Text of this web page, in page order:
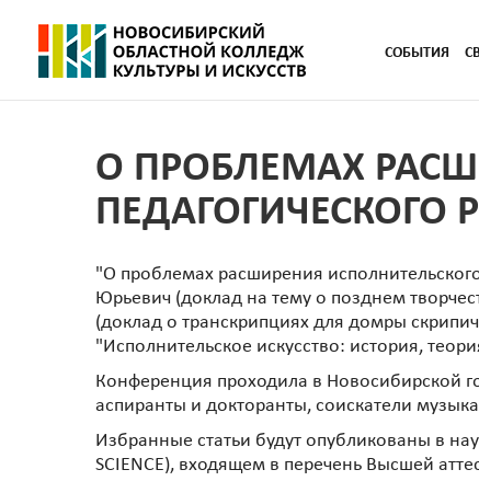
СОБЫТИЯ
О ПРОБЛЕМАХ
ПЕДАГОГИЧЕСКОГО
"О проблемах расширения
Юрьевич (доклад на тему о позднем
(доклад о транскрипциях для домры
"Исполнительское искусство: история,
Конференция проходила в Новосибирской
аспиранты и докторанты, соискатели
Избранные статьи будут опубликованы в
SCIENCE), входящем в перечень Высшей